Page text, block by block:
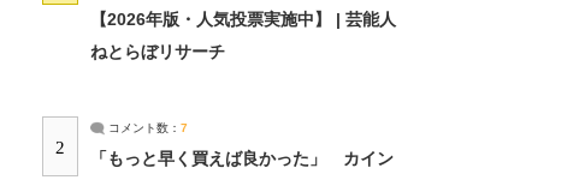
【2026年版・人気投票実施中】 | 芸能人
ねとらぼリサーチ
2
コメント数： 7
「もっと早く買えば良かった」 カイン